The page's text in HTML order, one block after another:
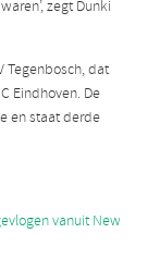
zegt Dunki
Tegenbosch, dat
Eindhoven. De
en staat derde
vanuit New